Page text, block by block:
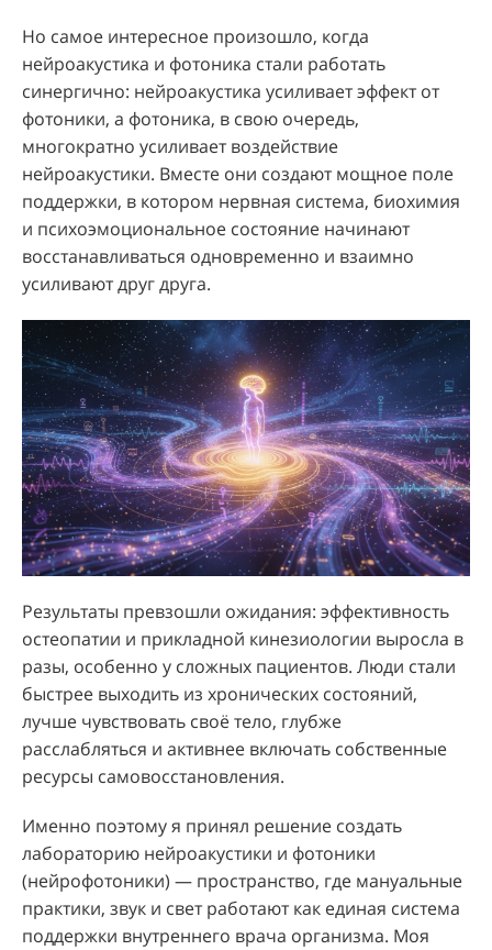
Но самое интересное произошло, когда
нейроакустика и фотоника стали работать
синергично: нейроакустика усиливает эффект от
фотоники, а фотоника, в свою очередь,
многократно усиливает воздействие
нейроакустики. Вместе они создают мощное поле
поддержки, в котором нервная система, биохимия
и психоэмоциональное состояние начинают
восстанавливаться одновременно и взаимно
усиливают друг друга.
Результаты превзошли ожидания: эффективность
остеопатии и прикладной кинезиологии выросла в
разы, особенно у сложных пациентов. Люди стали
быстрее выходить из хронических состояний,
лучше чувствовать своё тело, глубже
расслабляться и активнее включать собственные
ресурсы самовосстановления.
Именно поэтому я принял решение создать
лабораторию нейроакустики и фотоники
(нейрофотоники) — пространство, где мануальные
практики, звук и свет работают как единая система
поддержки внутреннего врача организма. Моя